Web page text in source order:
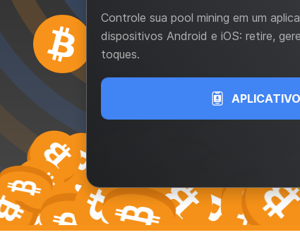
Controle sua pool mining em um
dispositivos Android e iOS: retire,
toques.